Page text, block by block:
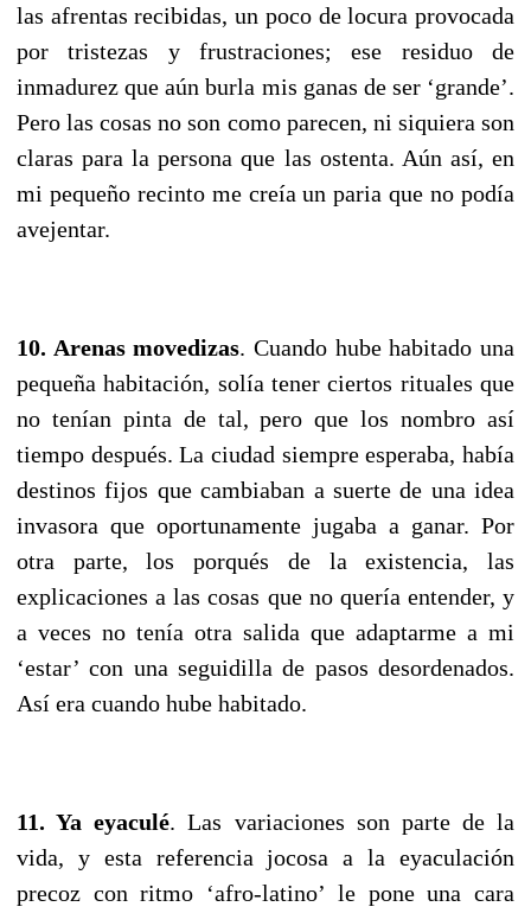
las afrentas recibidas, un poco de locura provocada
por tristezas y frustraciones; ese residuo de
inmadurez que aún burla mis ganas de ser ‘grande’.
Pero las cosas no son como parecen, ni siquiera son
claras para la persona que las ostenta. Aún así, en
mi pequeño recinto me creía un paria que no podía
avejentar.
10. Arenas movedizas. Cuando hube habitado una
pequeña habitación, solía tener ciertos rituales que
no tenían pinta de tal, pero que los nombro así
tiempo después. La ciudad siempre esperaba, había
destinos fijos que cambiaban a suerte de una idea
invasora que oportunamente jugaba a ganar. Por
otra parte, los porqués de la existencia, las
explicaciones a las cosas que no quería entender, y
a veces no tenía otra salida que adaptarme a mi
‘estar’ con una seguidilla de pasos desordenados.
Así era cuando hube habitado.
11. Ya eyaculé. Las variaciones son parte de la
vida, y esta referencia jocosa a la eyaculación
precoz con ritmo ‘afro-latino’ le pone una cara